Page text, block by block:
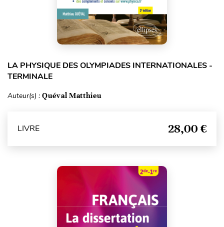
LA PHYSIQUE DES OLYMPIADES INTERNATIONALES -
TERMINALE
Auteur(s) : Quéval Matthieu
LIVRE 28,00 €